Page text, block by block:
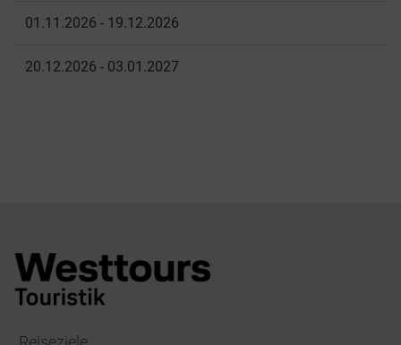
01.11.2026 - 19.12.2026
20.12.2026 - 03.01.2027